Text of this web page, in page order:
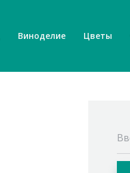
Виноделие Цветы